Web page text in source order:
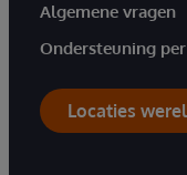
Algemene vragen
Ondersteuning
Locaties